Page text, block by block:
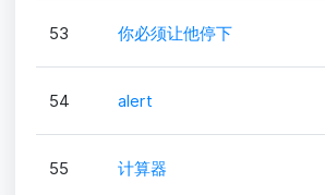
53 你必须让他停下
54 alert
55 计算器